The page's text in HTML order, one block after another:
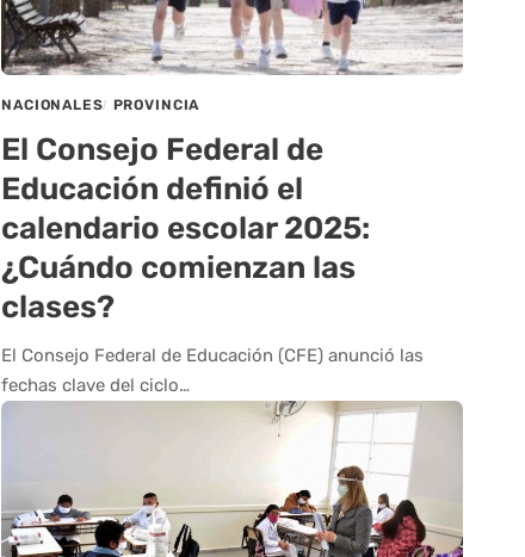
NACIONALES PROVINCIA
El Consejo Federal de
Educación definió el
calendario escolar 2025:
¿Cuándo comienzan las
clases?
El Consejo Federal de Educación (CFE) anunció las
fechas clave del ciclo…